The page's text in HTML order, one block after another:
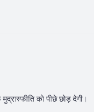
को पीछे छोड़ देगी।